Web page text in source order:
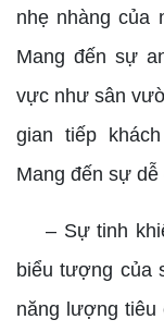
nhẹ nhàng của
Mang đến sự
vực như sân
gian tiếp
Mang đến sự
– Sự tinh
biểu tượng của
năng lượng tiêu